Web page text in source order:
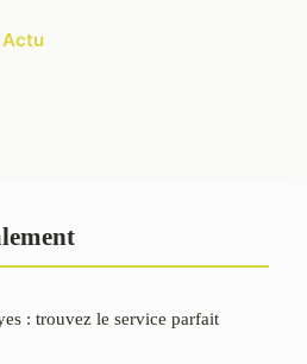
: trouvez le service parfait